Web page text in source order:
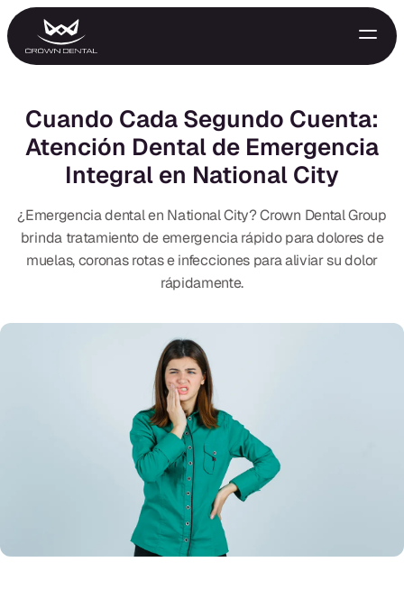
GENERAL
Protectores Nocturnos
Tratamiento Periodontal
Programa Preventivo
Tratamiento de Conducto
Cuando Cada Segundo Cuenta:
Atención Dental de Emergencia
Integral en National City
¿Emergencia dental en National City? Crown Dental Group
brinda tratamiento de emergencia rápido para dolores de
muelas, coronas rotas e infecciones para aliviar su dolor
rápidamente.